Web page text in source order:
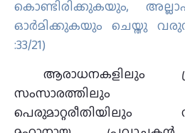
കൊണ്ടിരിക്കുകയും,
ഓര്‍മിക്കുകയും ചെയ്തു
:33/21)
ആരാധനകളിലും
സംസാരത്തിലും
പെരുമാറ്റരീതിയിലും